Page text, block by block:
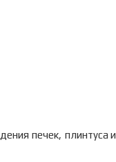
печек, плинтуса и